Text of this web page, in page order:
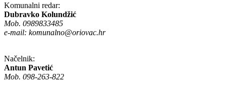
Komunalni redar:
Dubravko Kolundžić
Mob. 0989833485
e-mail: komunalno@oriovac.hr
Načelnik:
Antun Pavetić
Mob. 098-263-822